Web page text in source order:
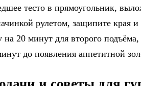
тесто в прямоугольник,
рулетом, защипите края
на 20 минут для второго
до появления аппетитной